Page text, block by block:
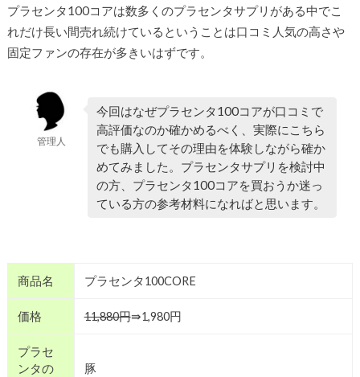
プラセンタ100コアは数多くのプラセンタサプリがある中でこ
れだけ長い間売れ続けているということは口コミ人気の高さや
固定ファンの存在が多きいはずです。
管理人
今回はなぜプラセンタ100コアが口コミで
高評価なのか確かめるべく、実際にこちら
でも購入してその理由を体験しながら確か
めてみました。プラセンタサプリを検討中
の方、プラセンタ100コアを買おうか迷っ
ている方の参考材料になればと思います。
商品名 プラセンタ100CORE
価格 11,880円⇛1,980円
プラセ
ンタの
豚